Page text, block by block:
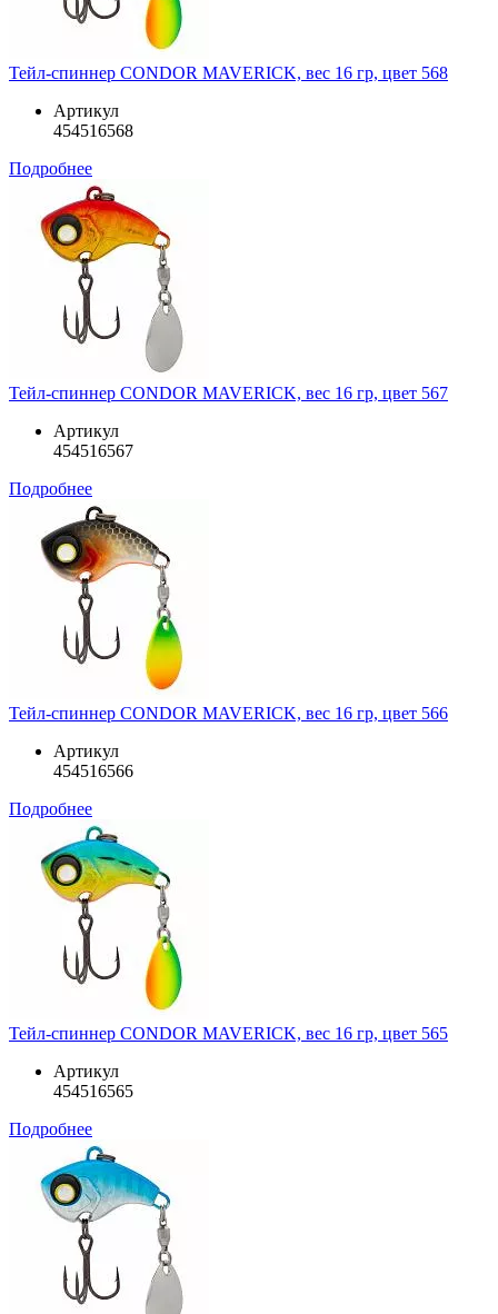
Тейл-спиннер CONDOR MAVERICK, вес 16 гр, цвет 568
Артикул
454516568
Подробнее
Тейл-спиннер CONDOR MAVERICK, вес 16 гр, цвет 567
Артикул
454516567
Подробнее
Тейл-спиннер CONDOR MAVERICK, вес 16 гр, цвет 566
Артикул
454516566
Подробнее
Тейл-спиннер CONDOR MAVERICK, вес 16 гр, цвет 565
Артикул
454516565
Подробнее